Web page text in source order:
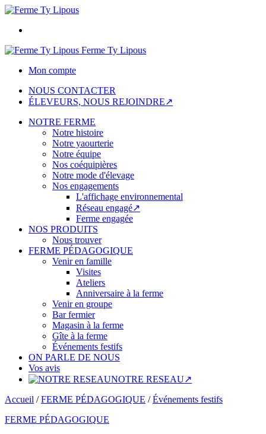
Ferme Ty Lipous
Mon compte
NOUS CONTACTER
ÉLEVEURS, NOUS REJOINDRE↗
NOTRE FERME
Notre histoire
Notre yaourterie
Notre équipe
Nos coéquipières
Notre mode d'élevage
Nos engagements
L'affichage environnemental
Réseau engagé↗
Ferme engagée
NOS PRODUITS
Nous trouver
FERME PÉDAGOGIQUE
Venir en famille
Visites
Ateliers
Anniversaire à la ferme
Venir en groupe
Bar fermier
Magasin à la ferme
Gîte à la ferme
Événements festifs
ON PARLE DE NOUS
Vos avis
NOTRE RESEAU↗
Accueil /FERME PÉDAGOGIQUE /Événements festifs
FERME PÉDAGOGIQUE